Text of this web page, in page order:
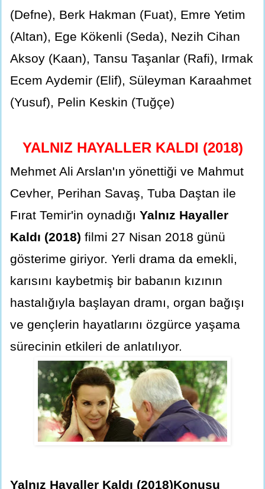
(Defne), Berk Hakman (Fuat), Emre Yetim
(Altan), Ege Kökenli (Seda), Nezih Cihan
Aksoy (Kaan), Tansu Taşanlar (Rafi), Irmak
Ecem Aydemir (Elif), Süleyman Karaahmet
(Yusuf), Pelin Keskin (Tuğçe)
YALNIZ HAYALLER KALDI (2018)
Mehmet Ali Arslan'ın yönettiği ve Mahmut
Cevher, Perihan Savaş, Tuba Daştan ile
Fırat Temir'in oynadığı Yalnız Hayaller
Kaldı (2018) filmi 27 Nisan 2018 günü
gösterime giriyor. Yerli drama da emekli,
karısını kaybetmiş bir babanın kızının
hastalığıyla başlayan dramı, organ bağışı
ve gençlerin hayatlarını özgürce yaşama
sürecinin etkileri de anlatılıyor.
Yalnız Hayaller Kaldı (2018)Konusu